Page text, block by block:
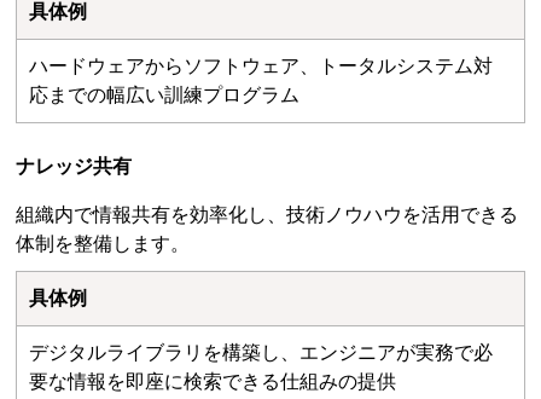
具体例
ハードウェアからソフトウェア、トータルシステム対
応までの幅広い訓練プログラム
ナレッジ共有
組織内で情報共有を効率化し、技術ノウハウを活用できる
体制を整備します。
具体例
デジタルライブラリを構築し、エンジニアが実務で必
要な情報を即座に検索できる仕組みの提供